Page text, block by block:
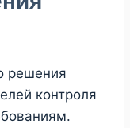
решения
контроля